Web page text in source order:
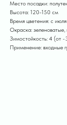
Место посадки:
Высота: 120-150 см
Время цветения: с
Окраска: зеленоватые,
Зимостойкость: 4 (от
Применение: входные